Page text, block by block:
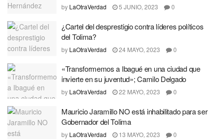
by LaOtraVerdad 5 JUNIO, 2023 0
¿Cartel del desprestigio contra líderes políticos
del Tolima?
by LaOtraVerdad 24 MAYO, 2023 0
«Transformemos a Ibagué en una ciudad que
invierte en su juventud»; Camilo Delgado
by LaOtraVerdad 22 MAYO, 2023 0
Mauricio Jaramillo NO está inhabilitado para ser
Gobernador del Tolima
by LaOtraVerdad 13 MAYO, 2023 0